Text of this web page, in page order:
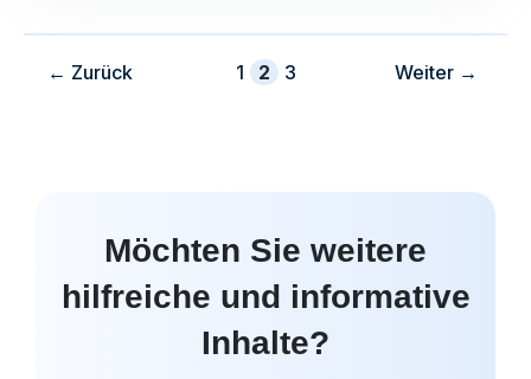
← Zurück Buchseite
1 Buchseite
2 Buchseite
3 Weiter →
Möchten Sie weitere
hilfreiche und informative
Inhalte?